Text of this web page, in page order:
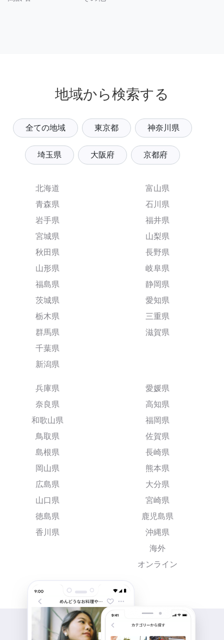
地域から検索する
全ての地域 東京都 神奈川県
埼玉県 大阪府 京都府
北海道
青森県
岩手県
宮城県
秋田県
山形県
福島県
茨城県
栃木県
群馬県
千葉県
新潟県
富山県
石川県
福井県
山梨県
長野県
岐阜県
静岡県
愛知県
三重県
滋賀県
兵庫県
奈良県
和歌山県
鳥取県
島根県
岡山県
広島県
山口県
徳島県
香川県
愛媛県
高知県
福岡県
佐賀県
長崎県
熊本県
大分県
宮崎県
鹿児島県
沖縄県
海外
オンライン